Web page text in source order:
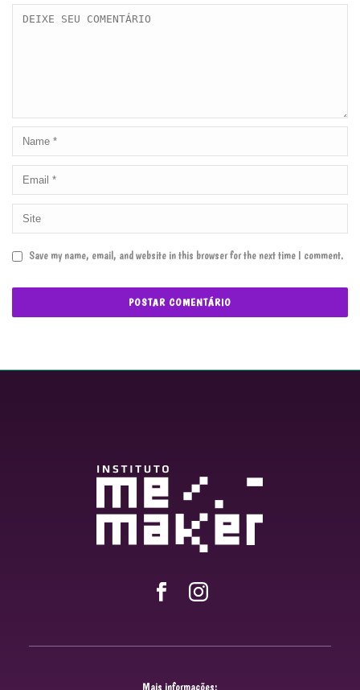
Save my name, email, and website in this browser for the next time I comment.
Mais informações: